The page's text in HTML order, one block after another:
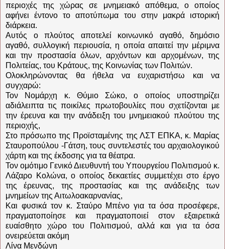
περιοχές της χώρας σε μνημειακό απόθεμα, ο οποίος
αφήνει έντονο το αποτύπωμα του στην μακρά ιστορική
διάρκεια.
Αυτός ο πλούτος αποτελεί κοινωνικό αγαθό, δημόσιο
αγαθό, συλλογική περιουσία, η οποία απαιτεί την μέριμνα
και την προστασία όλων, αρχόντων και αρχομένων, της
Πολιτείας, του Κράτους, της Κοινωνίας των Πολιτών.
Ολοκληρώνοντας θα ήθελα να ευχαριστήσω και να
συγχαρώ:
Τον Νομάρχη κ. Θύμιο Σώκο, ο οποίος υποστηρίζει
αδιάλειπτα τις ποικίλες πρωτοβουλίες που σχετίζονται με
την έρευνα και την ανάδειξη του μνημειακού πλούτου της
περιοχής,
Στο πρόσωπο της Προϊσταμένης της ΛΣΤ ΕΠΚΑ, κ. Μαρίας
Σταυροπούλου -Γάτση, τους συντελεστές του αρχαιολογικού
χάρτη και της έκδοσης για τα θέατρα.
Τον ομότιμο Γενικό Διευθυντή του Υπουργείου Πολιτισμού κ.
Λάζαρο Κολώνα, ο οποίος δεκαετίες συμμετέχει στο έργο
της έρευνας, της προστασίας και της ανάδειξης των
μνημείων της Αιτωλοακαρνανίας,
Και φυσικά τον κ. Σταύρο Μπένο για τα όσα προσέφερε,
πραγματοποίησε και πραγματοποιεί στον εξαιρετικά
ευαίσθητο χώρο του Πολιτισμού, αλλά και για τα όσα
ονειρεύεται ακόμη
Λίνα Μενδώνη